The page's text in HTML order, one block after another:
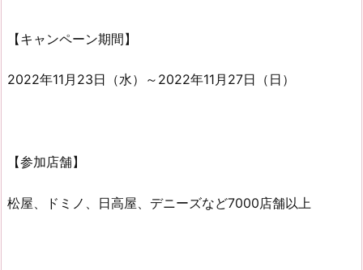
【キャンペーン期間】
2022年11月23日（水）～2022年11月27日（日）
【参加店舗】
松屋、ドミノ、日高屋、デニーズなど7000店舗以上